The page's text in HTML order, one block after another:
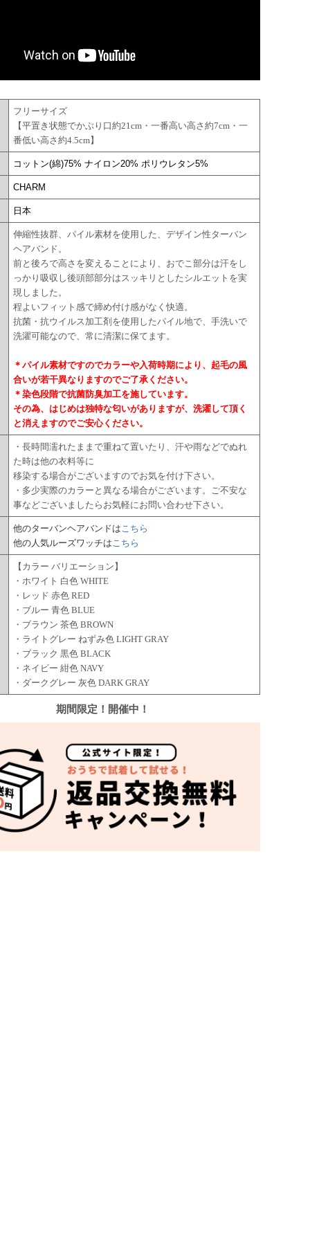
フリーサイズ
【平置き状態でかぶり口約21cm・一番高い高さ約7cm・一
番低い高さ約4.5cm】
コットン(綿)75% ナイロン20% ポリウレタン5%
CHARM
日本
伸縮性抜群、パイル素材を使用した、デザイン性ターバン
ヘアバンド。
前と後ろで高さを変えることにより、おでこ部分は汗をし
っかり吸収し後頭部部分はスッキリとしたシルエットを実
現しました。
程よいフィット感で締め付け感がなく快適。
抗菌・抗ウイルス加工剤を使用したパイル地で、手洗いで
洗濯可能なので、常に清潔に保てます。
＊パイル素材ですのでカラーや入荷時期により、起毛の風
合いが若干異なりますのでご了承ください。
＊染色段階で抗菌防臭加工を施しています。
その為、はじめは独特な匂いがありますが、洗濯して頂く
と消えますのでご安心ください。
・長時間濡れたままで重ねて置いたり、汗や雨などでぬれ
た時は他の衣料等に
移染する場合がございますのでお気を付け下さい。
・多少実際のカラーと異なる場合がございます。ご不安な
事などございましたらお気軽にお問い合わせ下さい。
他のターバンヘアバンドはこちら
他の人気ルーズワッチはこちら
【カラー バリエーション】
・ホワイト 白色 WHITE
・レッド 赤色 RED
・ブルー 青色 BLUE
・ブラウン 茶色 BROWN
・ライトグレー ねずみ色 LIGHT GRAY
・ブラック 黒色 BLACK
・ネイビー 紺色 NAVY
・ダークグレー 灰色 DARK GRAY
期間限定！開催中！